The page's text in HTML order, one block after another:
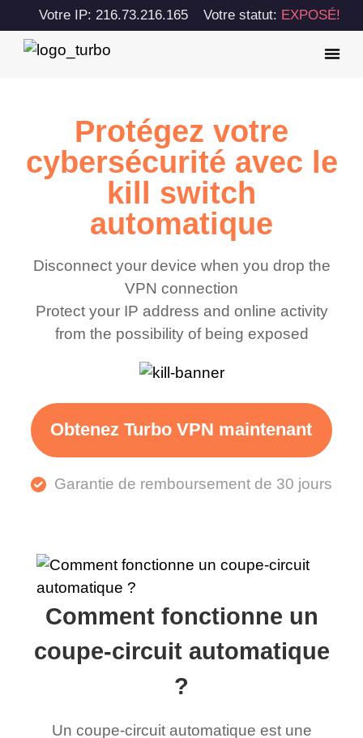
Votre IP: 216.73.216.165 Votre statut: EXPOSÉ!
Protégez votre
cybersécurité avec le
kill switch
automatique
Disconnect your device when you drop the
VPN connection
Protect your IP address and online activity
from the possibility of being exposed
Obtenez Turbo VPN maintenant
Garantie de remboursement de 30 jours
Comment fonctionne un
coupe-circuit automatique
?
Un coupe-circuit automatique est une